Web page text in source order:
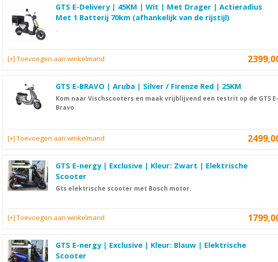
GTS E-Delivery | 45KM | Wit | Met Drager | Actieradius
Met 1 Batterij 70km (afhankelijk van de rijstijl)
.
[+] Toevoegen aan winkelmand
GTS E-BRAVO | Aruba | Silver / Firenze Red | 25KM
Kom naar Vischscooters en maak vrijblijvend een testrit op de GTS E-
Bravo.
[+] Toevoegen aan winkelmand
GTS E-nergy | Exclusive | Kleur: Zwart | Elektrische
Scooter
Gts elektrische scooter met Bosch motor.
[+] Toevoegen aan winkelmand
GTS E-nergy | Exclusive | Kleur: Blauw | Elektrische
Scooter